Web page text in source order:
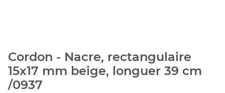
Cordon - Nacre, rectangulaire
15x17 mm beige, longuer 39 cm
/0937